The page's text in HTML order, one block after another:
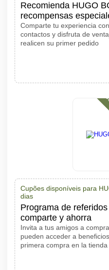
Recomienda HUGO
recompensas
Comparte tu experiencia
contactos y disfruta de
realicen su primer pedido
Cupões disponíveis para
dias
Programa de
comparte y ahorra
Invita a tus amigos a
pueden acceder a
primera compra en la tienda